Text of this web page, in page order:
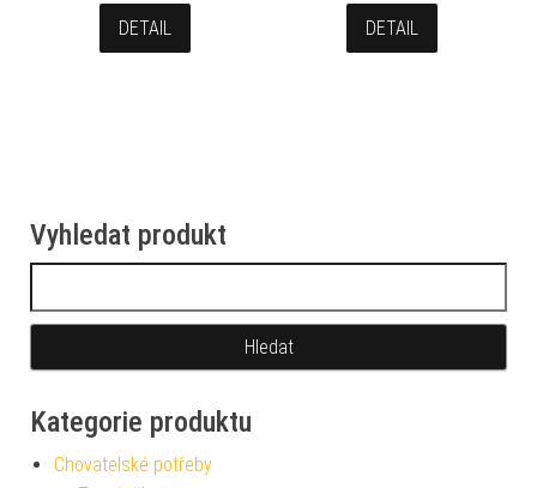
DETAIL DETAIL
Vyhledat produkt
Kategorie produktu
Chovatelské potřeby